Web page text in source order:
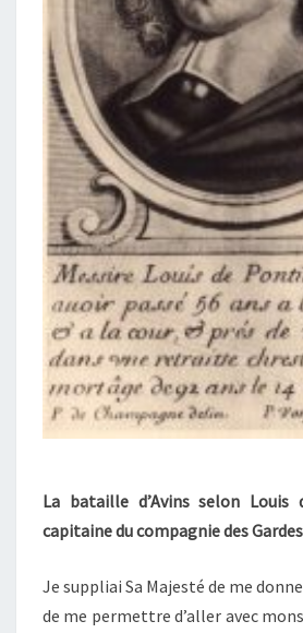
La bataille d’Avins selon
capitaine du compagnie des
Je suppliai Sa Majesté de me
de me permettre d’aller avec